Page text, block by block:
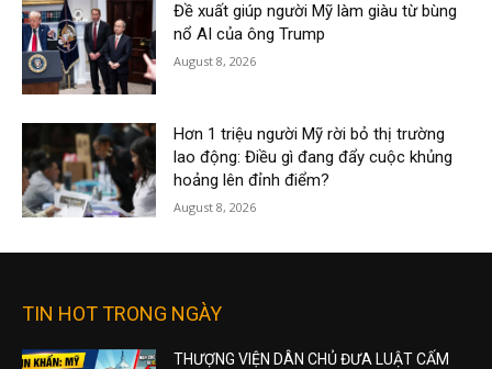
Đề xuất giúp người Mỹ làm giàu từ bùng
nổ AI của ông Trump
August 8, 2026
Hơn 1 triệu người Mỹ rời bỏ thị trường
lao động: Điều gì đang đẩy cuộc khủng
hoảng lên đỉnh điểm?
August 8, 2026
TIN HOT TRONG NGÀY
THƯỢNG VIỆN DÂN CHỦ ĐƯA LUẬT CẤM